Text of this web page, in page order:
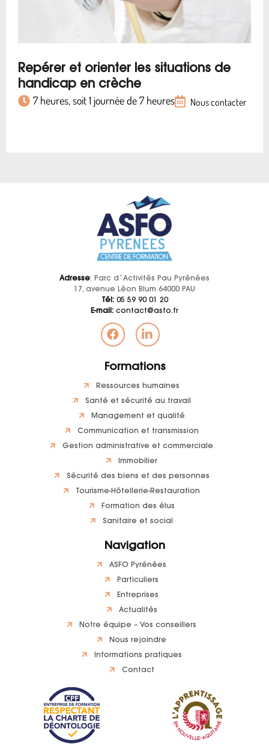
Repérer et orienter les situations de
handicap en crèche
7 heures, soit 1 journée de 7 heures Nous contacter
Adresse: Parc d´Activités Pau Pyrénées
17, avenue Léon Blum 64000 PAU
Tél:05 59 90 01 20
E-mail: contact@asfo.fr
Formations
Ressources humaines
Santé et sécurité au travail
Management et qualité
Communication et transmission
Gestion administrative et commerciale
Immobilier
Sécurité des biens et des personnes
Tourisme-Hôtellerie-Restauration
Formation des élus
Sanitaire et social
Navigation
ASFO Pyrénées
Particuliers
Entreprises
Actualités
Notre équipe – Vos conseillers
Nous rejoindre
Informations pratiques
Contact